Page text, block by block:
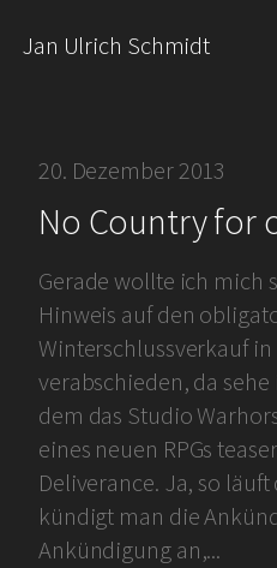
Jan Ulrich Schmidt
20. Dezember 2013
No Country for
Gerade wollte ich mich
Hinweis auf den
Winterschlussverkauf
verabschieden, da
dem das Studio
eines neuen RPGs
Deliverance. Ja, so
kündigt man die
Ankündigung an,...